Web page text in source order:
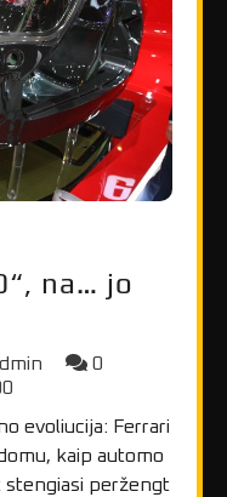
na… jo
0
evoliucija: Ferrari
kaip automo
stengiasi peržengt